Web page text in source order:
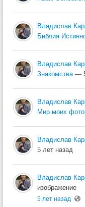
Владислав
Библия
Владислав
Знакомства —
Владислав
Мир моих
Владислав
5 лет назад
Владислав
изображение
5 лет назад